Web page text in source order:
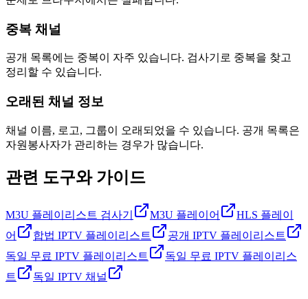
중복 채널
공개 목록에는 중복이 자주 있습니다. 검사기로 중복을 찾고
정리할 수 있습니다.
오래된 채널 정보
채널 이름, 로고, 그룹이 오래되었을 수 있습니다. 공개 목록은
자원봉사자가 관리하는 경우가 많습니다.
관련 도구와 가이드
M3U 플레이리스트 검사기 M3U 플레이어
HLS 플레이
어
합법 IPTV 플레이리스트
공개 IPTV 플레이리스트
독일 무료 IPTV 플레이리스트
독일 무료 IPTV 플레이리스
트
독일 IPTV 채널